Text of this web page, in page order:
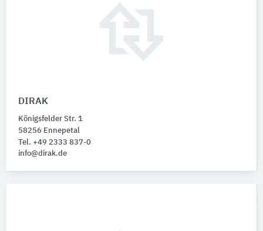
DIRAK
Königsfelder Str. 1
58256 Ennepetal
Tel. +49 2333 837-0
info@dirak.de